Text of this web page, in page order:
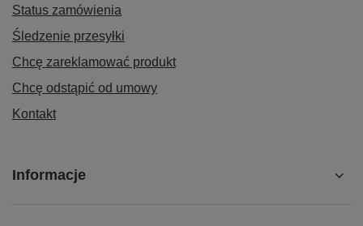
Status zamówienia
Śledzenie przesyłki
Chcę zareklamować produkt
Chcę odstąpić od umowy
Kontakt
Informacje